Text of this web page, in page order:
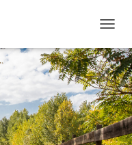
A
M
B
I
A
R
M
O